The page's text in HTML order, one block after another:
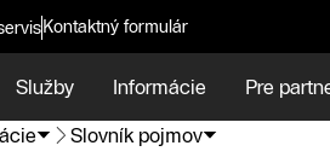
Kontaktný formulár
Služby Informácie Pre
Slovník pojmov